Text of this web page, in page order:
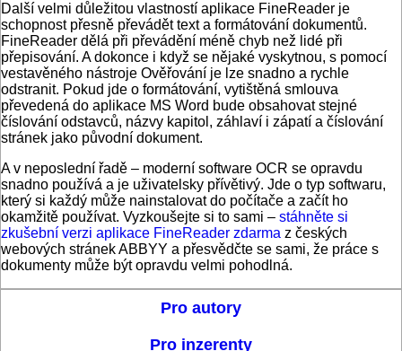
Další velmi důležitou vlastností aplikace FineReader je
schopnost přesně převádět text a formátování dokumentů.
FineReader dělá při převádění méně chyb než lidé při
přepisování. A dokonce i když se nějaké vyskytnou, s pomocí
vestavěného nástroje Ověřování je lze snadno a rychle
odstranit. Pokud jde o formátování, vytištěná smlouva
převedená do aplikace MS Word bude obsahovat stejné
číslování odstavců, názvy kapitol, záhlaví i zápatí a číslování
stránek jako původní dokument.
A v neposlední řadě – moderní software OCR se opravdu
snadno používá a je uživatelsky přívětivý. Jde o typ softwaru,
který si každý může nainstalovat do počítače a začít ho
okamžitě používat. Vyzkoušejte si to sami – stáhněte si
zkušební verzi aplikace FineReader zdarma z českých
webových stránek ABBYY a přesvědčte se sami, že práce s
dokumenty může být opravdu velmi pohodlná.
Pro autory
Pro inzerenty